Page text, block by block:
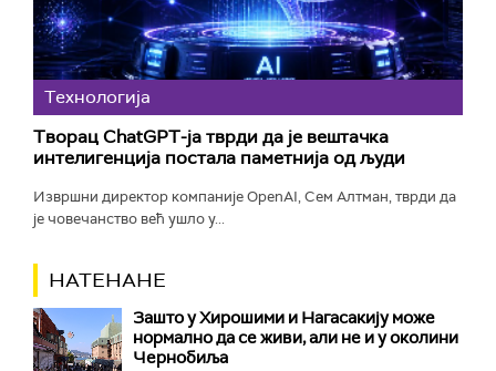
Технологијa
Творац ChatGPT-ја тврди да је вештачка
интелигенција постала паметнија од људи
Извршни директор компаније OpenAI, Сем Алтман, тврди да
је човечанство већ ушло у...
НАТЕНАНЕ
Зашто у Хирошими и Нагасакију може
нормално да се живи, али не и у околини
Чернобиља